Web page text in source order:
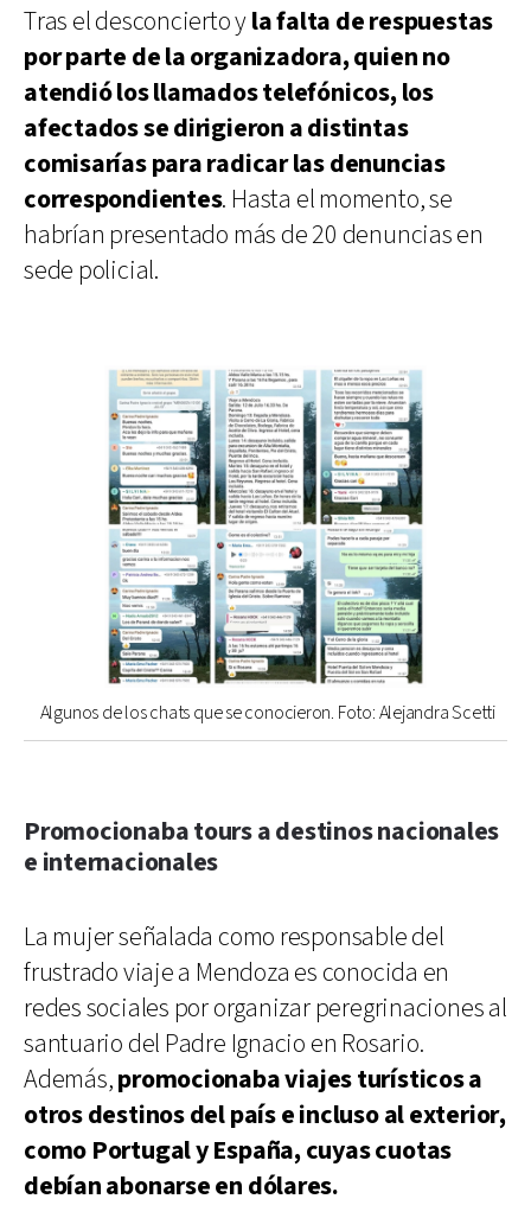
Tras el desconcierto yla falta de respuestas
por parte de la organizadora, quien no
atendió los llamados telefónicos, los
afectados se dirigieron a distintas
comisarías para radicar las denuncias
correspondientes. Hasta el momento, se
habrían presentado más de 20 denuncias en
sede policial.
Algunos de los chats que se conocieron. Foto: Alejandra Scetti
Promocionaba tours a destinos nacionales
e internacionales
La mujer señalada como responsable del
frustrado viaje a Mendoza es conocida en
redes sociales por organizar peregrinaciones al
santuario del Padre Ignacio en Rosario.
Además,promocionaba viajes turísticos a
otros destinos del país e incluso al exterior,
como Portugal y España, cuyas cuotas
debían abonarse en dólares.